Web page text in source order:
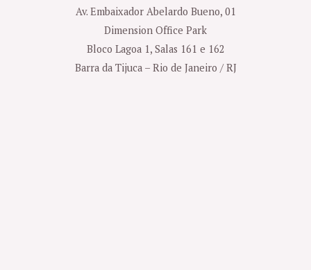
Av. Embaixador Abelardo Bueno, 01
Dimension Office Park
Bloco Lagoa 1, Salas 161 e 162
Barra da Tijuca – Rio de Janeiro / RJ